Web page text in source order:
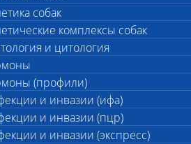
собак
комплексы собак
и цитология
(профили)
и инвазии (ифа)
и инвазии (пцр)
и инвазии (экспресс)
на вскрытие: